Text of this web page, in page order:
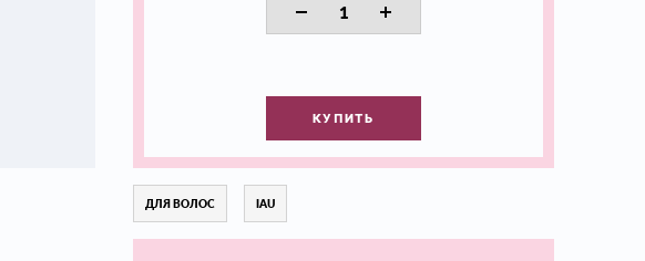
КУПИТЬ
ДЛЯ ВОЛОС IAU